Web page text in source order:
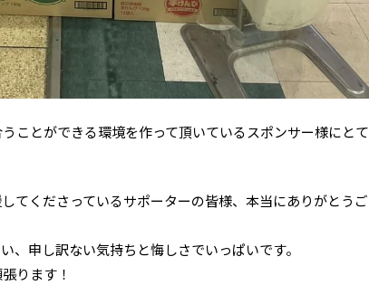
ことができる環境を作って頂いているスポンサー様にとて
てくださっているサポーターの皆様、本当にありがとうご
、申し訳ない気持ちと悔しさでいっぱいです。
ります！